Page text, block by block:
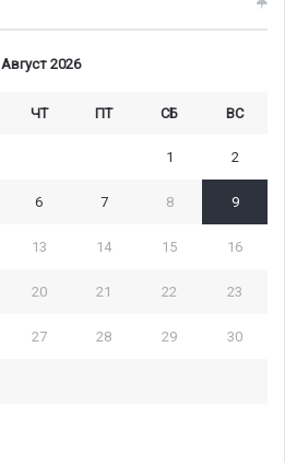
Август 2026
ЧТ ПТ СБ ВС
1 2
6 7 8 9
13 14 15 16
20 21 22 23
27 28 29 30